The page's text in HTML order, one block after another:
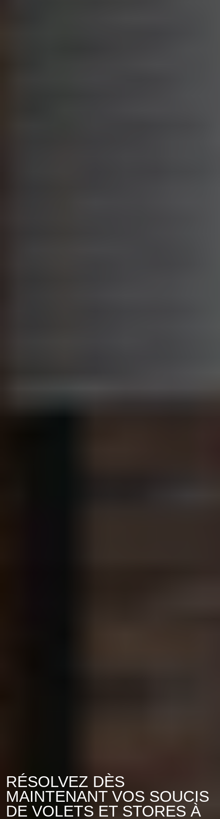
RÉSOLVEZ DÈS
MAINTENANT VOS SOUCIS
DE VOLETS ET STORES À